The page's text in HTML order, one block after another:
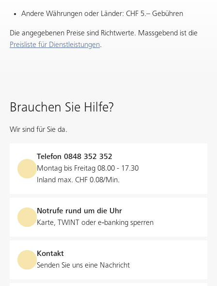
Andere Währungen oder Länder: CHF 5.– Gebühren
Die angegebenen Preise sind Richtwerte. Massgebend ist die
Preisliste für Dienstleistungen.
Brauchen Sie Hilfe?
Wir sind für Sie da.
Telefon 0848 352 352
Montag bis Freitag 08.00 - 17.30
Inland max. CHF 0.08/Min.
Notrufe rund um die Uhr
Karte, TWINT oder e‑banking sperren
Kontakt
Senden Sie uns eine Nachricht